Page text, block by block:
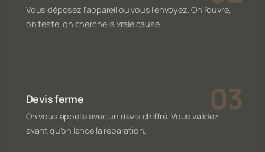
Vous déposez l'appareil ou vous l'envoyez. On l'ouvre,
on teste, on cherche la vraie cause.
Devis ferme
On vous appelle avec un devis chiffré. Vous validez
avant qu'on lance la réparation.